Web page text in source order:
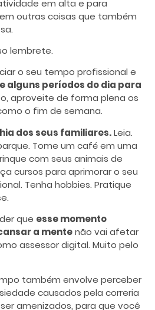
em alta e para
outras coisas que também
lembrete.
o seu tempo profissional e
alguns períodos do dia para
aproveite de forma plena os
o fim de semana.
dos seus familiares.Leia.
Tome um café em uma
com seus animais de
cursos para aprimorar o seu
Tenha hobbies. Pratique
que esse momento
a mentenão vai afetar
assessor digital. Muito pelo
também envolve perceber
causados pela correria
amenizados, para que você